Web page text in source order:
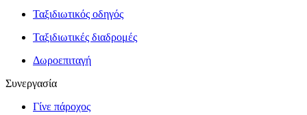
Ταξιδιωτικός οδηγός
Ταξιδιωτικές διαδρομές
Δωροεπιταγή
Συνεργασία
Γίνε πάροχος